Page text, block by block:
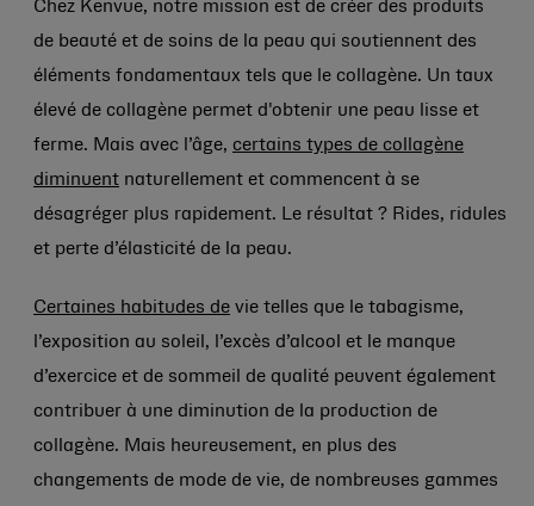
Chez Kenvue, notre mission est de créer des produits
de beauté et de soins de la peau qui soutiennent des
éléments fondamentaux tels que le collagène. Un taux
élevé de collagène permet d'obtenir une peau lisse et
ferme. Mais avec l’âge, certains types de collagène
diminuent naturellement et commencent à se
désagréger plus rapidement. Le résultat ? Rides, ridules
et perte d’élasticité de la peau.
Certaines habitudes de vie telles que le tabagisme,
l’exposition au soleil, l’excès d’alcool et le manque
d’exercice et de sommeil de qualité peuvent également
contribuer à une diminution de la production de
collagène. Mais heureusement, en plus des
changements de mode de vie, de nombreuses gammes